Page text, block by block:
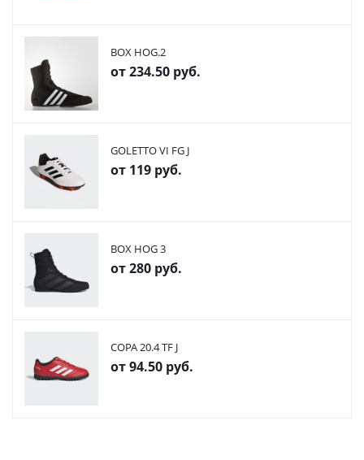
BOX HOG.2
от234.50 руб.
GOLETTO VI FG J
от 119 руб.
BOX HOG 3
от280 руб.
COPA 20.4 TF J
от94.50 руб.